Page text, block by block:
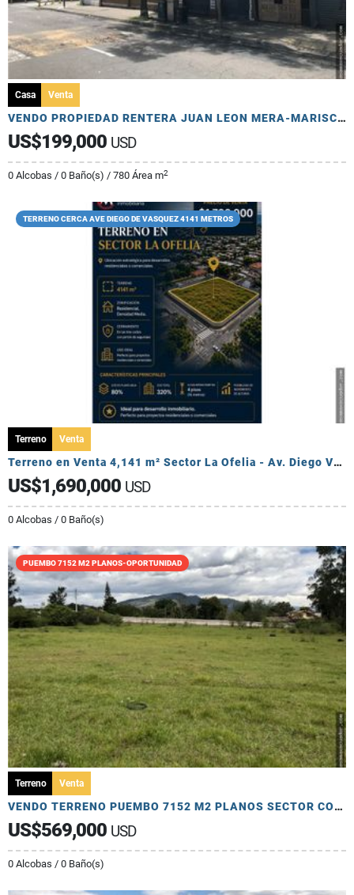
Casa Venta
VENDO PROPIEDAD RENTERA JUAN LEON MERA-MARISCAL RESTAURANTES-LOCALES
US$199,000 USD
0 Alcobas / 0 Baño(s) / 780 Área m2
TERRENO CERCA AVE DIEGO DE VASQUEZ 4141 METROS
Terreno Venta
Terreno en Venta 4,141 m² Sector La Ofelia - Av. Diego Vásquez Cepeda.
US$1,690,000 USD
0 Alcobas / 0 Baño(s)
PUEMBO 7152 M2 PLANOS-OPORTUNIDAD
Terreno Venta
VENDO TERRENO PUEMBO 7152 M2 PLANOS SECTOR COLEGIOS USO MULTIPLE
US$569,000 USD
0 Alcobas / 0 Baño(s)